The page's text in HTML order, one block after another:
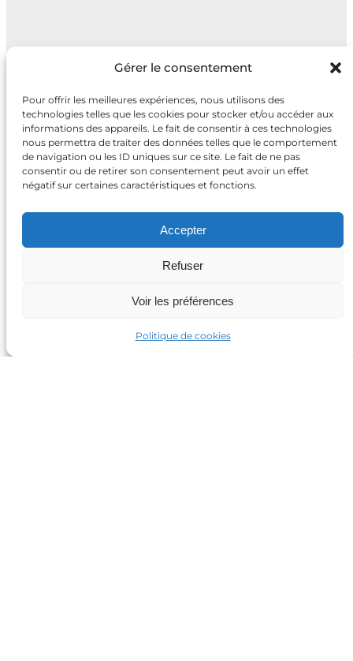
Gérer le consentement
Pour offrir les meilleures expériences, nous utilisons des
technologies telles que les cookies pour stocker et/ou accéder aux
informations des appareils. Le fait de consentir à ces technologies
nous permettra de traiter des données telles que le comportement
de navigation ou les ID uniques sur ce site. Le fait de ne pas
consentir ou de retirer son consentement peut avoir un effet
négatif sur certaines caractéristiques et fonctions.
Accepter
Refuser
Voir les préférences
Politique de cookies
Mad By Fred
Tel: 06 71 63 02 58